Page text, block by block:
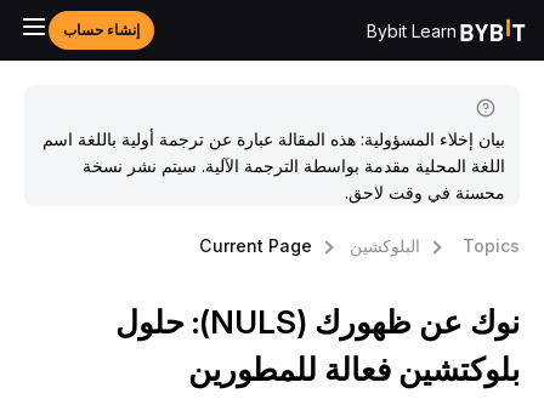
Bybit Learn إنشاء حساب
بيان إخلاء المسؤولية: هذه المقالة عبارة عن ترجمة أولية باللغة اسم
اللغة المحلية مقدمة بواسطة الترجمة الآلية. سيتم نشر نسخة
محسنة في وقت لاحق.
البلوكشين Current Page
نوك عن ظهورك (NULS): حلول
فعالة للمطورين